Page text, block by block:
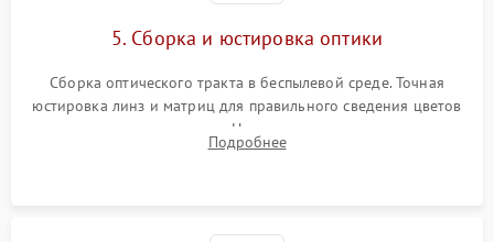
5. Сборка и юстировка оптики
Сборка оптического тракта в беспылевой среде. Точная
юстировка линз и матриц для правильного сведения цветов
и устранения размытия. Надежное подключение всех
шлейфов, установка датчиков и закрытие корпуса
Подробнее